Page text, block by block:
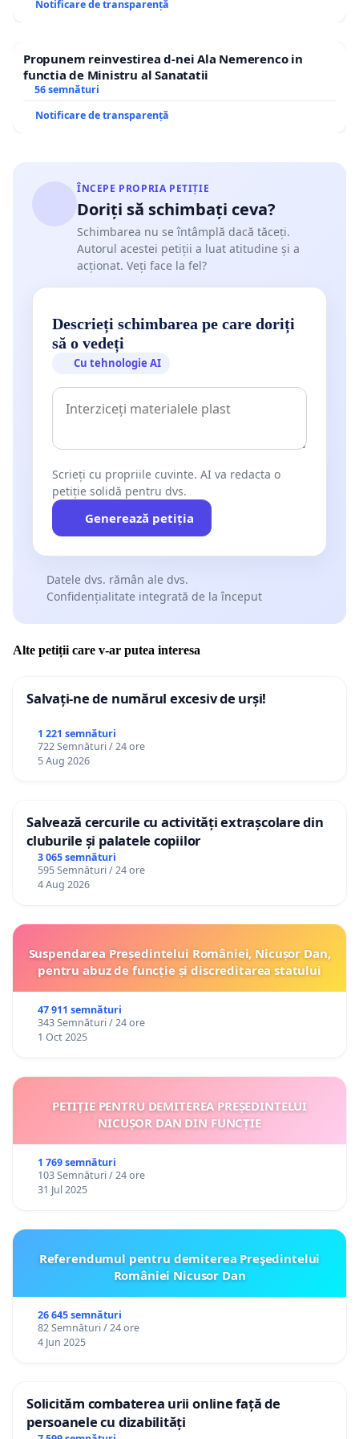
Constituțională(potrivit art. 2 din Constituție).
art. 148 din Constituție potrivit cărora s-ar fi
contrară Constituției României
caracterul independent și suveran al Statului
Român, caracteristici care nu pot fi știrbite nici
măcar printr-o lege de revizuire a Constituției) și
Menționăm că se va transmite Curții
Constituționale a României câte un amicus curiae
cu privire la fiecare dintre cele trei ”legi ale justiției”
care va conține opinia detaliată și argumentată a
cetățenilor care semnează prezenta scrisoare
Notificare de transparență
Propunem reinvestirea d-nei Ala Nemerenco in
functia de Ministru al Sanatatii
56 semnături
Notificare de transparență
ÎNCEPE PROPRIA PETIȚIE
Doriți să schimbați ceva?
Schimbarea nu se întâmplă dacă tăceți.
Autorul acestei petiții a luat atitudine și a
acționat. Veți face la fel?
Descrieți schimbarea pe care doriți
să o vedeți
Cu tehnologie AI
Scrieți cu propriile cuvinte. AI va redacta o
petiție solidă pentru dvs.
Generează petiția
Datele dvs. rămân ale dvs.
Confidențialitate integrată de la început
Alte petiții care v-ar putea interesa
Salvați-ne de numărul excesiv de urși!
1 221 semnături
722 Semnături / 24 ore
5 Aug 2026
Salvează cercurile cu activități extrașcolare din
cluburile și palatele copiilor
3 065 semnături
595 Semnături / 24 ore
4 Aug 2026
Suspendarea Președintelui României, Nicușor Dan,
pentru abuz de funcție și discreditarea statului
47 911 semnături
343 Semnături / 24 ore
1 Oct 2025
PETIȚIE PENTRU DEMITEREA PREȘEDINTELUI
NICUȘOR DAN DIN FUNCȚIE
1 769 semnături
103 Semnături / 24 ore
31 Jul 2025
Referendumul pentru demiterea Preşedintelui
României Nicusor Dan
26 645 semnături
82 Semnături / 24 ore
4 Jun 2025
Solicităm combaterea urii online față de
persoanele cu dizabilități